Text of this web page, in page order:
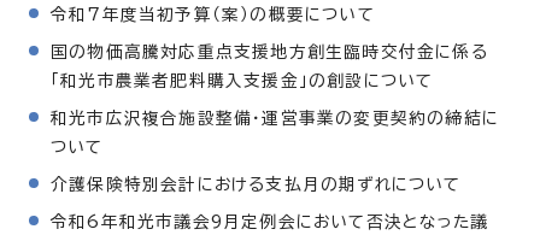
令和7年度当初予算（案）の概要について
国の物価高騰対応重点支援地方創生臨時交付金に係る
「和光市農業者肥料購入支援金」の創設について
和光市広沢複合施設整備・運営事業の変更契約の締結に
ついて
介護保険特別会計における支払月の期ずれについて
令和6年和光市議会9月定例会において否決となった議